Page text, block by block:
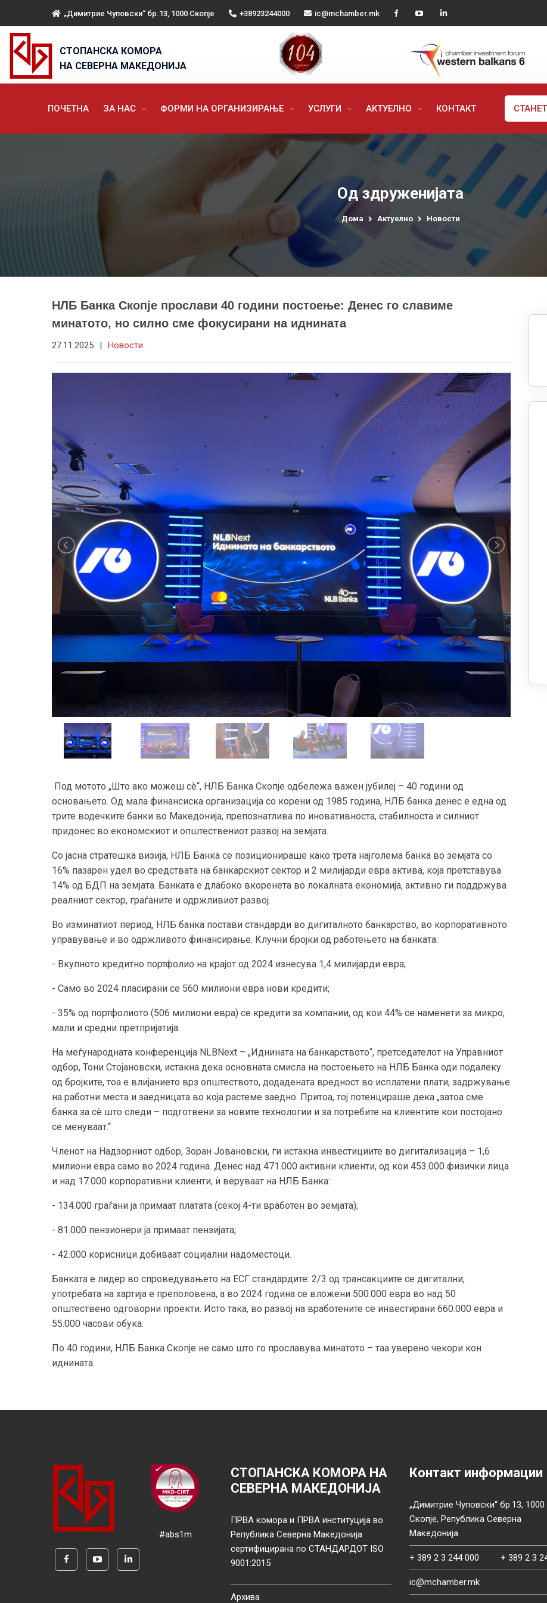
„Димитрие Чуповски“ бр.13, 1000 Скопје +38923244000 ic@mchamber.mk
СТОПАНСКА КОМОРА
НА СЕВЕРНА МАКЕДОНИЈА
ПОЧЕТНА ЗА НАС ФОРМИ НА ОРГАНИЗИРАЊЕ УСЛУГИ АКТУЕЛНО КОНТАКТ
Од здруженијата
Дома Актуелно Новости
НЛБ Банка Скопје прослави 40 години постоење: Денес го славиме
минатото, но силно сме фокусирани на иднината
27.11.2025 | Новости
Под мотото „Што ако можеш сè“, НЛБ Банка Скопје одбележа важен јубилеј – 40 години од
основањето. Од мала финансиска организација со корени од 1985 година, НЛБ банка денес е една од
трите водечките банки во Македонија, препознатлива по иновативноста, стабилноста и силниот
придонес во економскиот и општествениот развој на земјата.
Со јасна стратешка визија, НЛБ Банка се позиционираше како трета најголема банка во земјата со
16% пазарен удел во средствата на банкарскиот сектор и 2 милијарди евра актива, која претставува
14% од БДП на земјата. Банката е длабоко вкоренета во локалната економија, активно ги поддржува
реалниот сектор, граѓаните и одржливиот развој.
Во изминатиот период, НЛБ банка постави стандарди во дигиталното банкарство, во корпоративното
управување и во одржливото финансирање. Клучни бројки од работењето на банката:
- Вкупното кредитно портфолио на крајот од 2024 изнесува 1,4 милијарди евра;
- Само во 2024 пласирани се 560 милиони евра нови кредити;
- 35% од портфолиото (506 милиони евра) се кредити за компании, од кои 44% се наменети за микро,
мали и средни претпријатија.
На меѓународната конференција NLBNext – „Иднината на банкарството“, претседателот на Управниот
одбор, Тони Стојановски, истакна дека основната смисла на постоењето на НЛБ Банка оди подалеку
од бројките, тоа е влијанието врз општеството, додадената вредност во исплатени плати, задржување
на работни места и заедницата во која растеме заедно. Притоа, тој потенцираше дека „затоа сме
банка за сè што следи – подготвени за новите технологии и за потребите на клиентите кои постојано
се менуваат.“
Членот на Надзорниот одбор, Зоран Јовановски, ги истакна инвестициите во дигитализација – 1,6
милиони евра само во 2024 година. Денес над 471.000 активни клиенти, од кои 453.000 физички лица
и над 17.000 корпоративни клиенти, ѝ веруваат на НЛБ Банка:
- 134.000 граѓани ја примаат платата (секој 4-ти вработен во земјата);
- 81.000 пензионери ја примаат пензијата;
- 42.000 корисници добиваат социјални надоместоци.
Банката е лидер во спроведувањето на ЕСГ стандардите: 2/3 од трансакциите се дигитални,
употребата на хартија е преполовена, а во 2024 година се вложени 500.000 евра во над 50
општествено одговорни проекти. Исто така, во развој на вработените се инвестирани 660.000 евра и
55.000 часови обука.
По 40 години, НЛБ Банка Скопје не само што го прославува минатото – таа уверено чекори кон
иднината.
#abs1m
СТОПАНСКА КОМОРА НА
СЕВЕРНА МАКЕДОНИЈА
ПРВА комора и ПРВА институција во
Република Северна Македонија
сертифицирана по СТАНДАРДОТ ISO
9001:2015
Архива
Контакт информации
„Димитрие Чуповски“ бр.13, 1000
Скопје, Република Северна
Македонија
+ 389 2 3 244 000 + 389 2 3
ic@mchamber.mk